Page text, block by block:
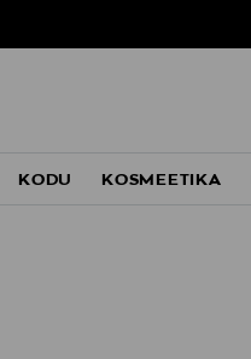
KODU KOSMEETIKA